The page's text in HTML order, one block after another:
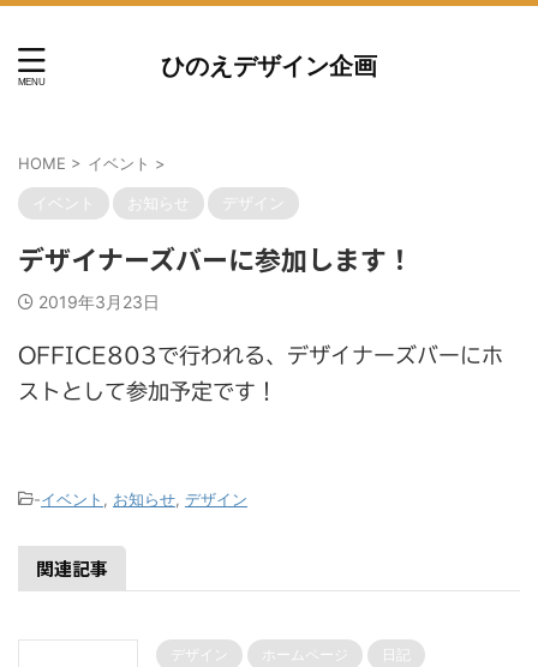
ひのえデザイン企画
HOME > イベント >
イベント お知らせ デザイン
デザイナーズバーに参加します！
2019年3月23日
OFFICE803で行われる、デザイナーズバーにホ
ストとして参加予定です！
-イベント お知らせ デザイン
関連記事
デザイン ホームページ